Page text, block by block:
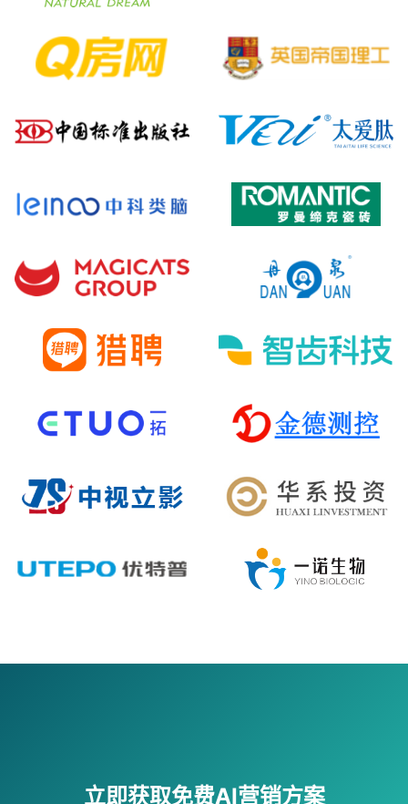
立即获取免费AI营销方案